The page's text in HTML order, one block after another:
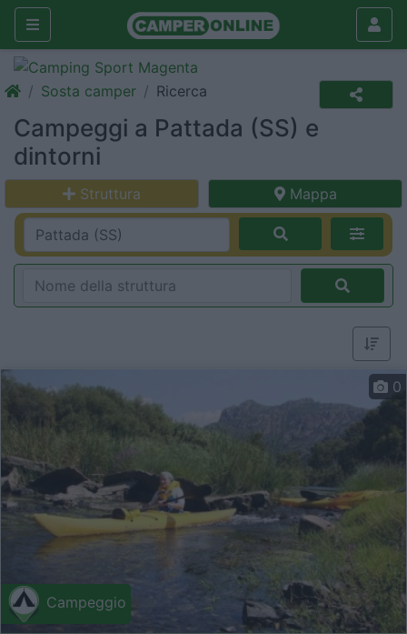
Sosta camper Ricerca
Campeggi a Pattada (SS) e
dintorni
Struttura Mappa
Campeggio
0